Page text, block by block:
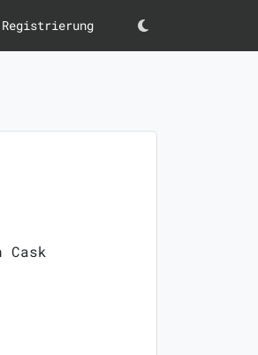
Registrierung Darkmode
Cask